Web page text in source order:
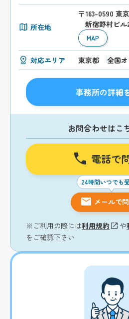
所在地
〒163-0590 東
新宿野村ビル
MAP
対応エリア 東京都 全国
事務所の詳細
お問合わせはこ
電話で
24時間いつでも
メールで
※ご利用の際には利用規約 や
をご確認下さい